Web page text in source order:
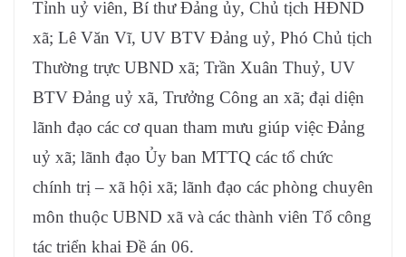
Tỉnh uỷ viên, Bí thư Đảng ủy, Chủ tịch HĐND
xã; Lê Văn Vĩ, UV BTV Đảng uỷ, Phó Chủ tịch
Thường trực UBND xã; Trần Xuân Thuỷ, UV
BTV Đảng uỷ xã, Trưởng Công an xã; đại diện
lãnh đạo các cơ quan tham mưu giúp việc Đảng
uỷ xã; lãnh đạo Ủy ban MTTQ các tổ chức
chính trị – xã hội xã; lãnh đạo các phòng chuyên
môn thuộc UBND xã và các thành viên Tổ công
tác triển khai Đề án 06.